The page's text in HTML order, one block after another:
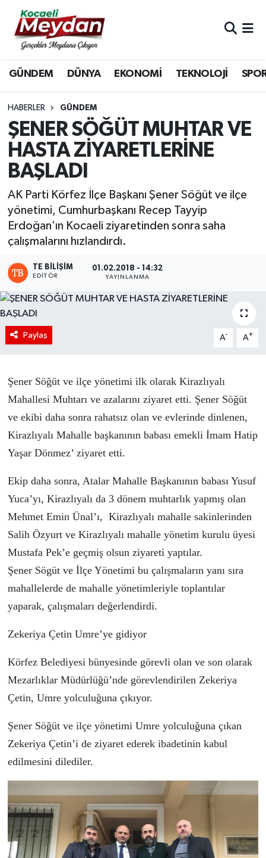
GÜNDEM DÜNYA EKONOMİ TEKNOLOJİ
HABERLER GÜNDEM
ŞENER SÖĞÜT MUHTAR VE
HASTA ZİYARETLERİNE
BAŞLADI
AK Parti Körfez İlçe Başkanı Şener Söğüt ve ilçe
yönetimi, Cumhurbaşkanı Recep Tayyip
Erdoğan’ın Kocaeli ziyaretinden sonra saha
çalışmalarını hızlandırdı.
TE BILIŞIM
EDITÖR
01.02.2018 - 14:32
YAYINLANMA
Paylaş A- A+
Şener Söğüt ve ilçe yönetimi ilk olarak Kirazlıyalı
Mahallesi Muhtarı ve azalarını ziyaret etti. Şener Söğüt
ve ekibi daha sonra rahatsız olan ve evlerinde dinlenen,
Kirazlıyalı Mahalle başkanının babası emekli İmam Hatip
Yaşar Dönmez’ ziyaret etti.
Ekip daha sonra, Atalar Mahalle Başkanının babası Yusuf
Yuca’yı, Kirazlıyalı da 3 dönem muhtarlık yapmış olan
Mehmet Emin Ünal’ı, Kirazlıyalı mahalle sakinlerinden
Salih Özyurt ve Kirazlıyalı mahalle yönetim kurulu üyesi
Mustafa Pek’e geçmiş olsun ziyareti yaptılar.
Şener Sögüt ve İlçe Yönetimi bu çalışmaların yanı sıra
mahallelerde de mahalle yönetimleriyle toplantılar
yaparak, çalışmaları değerlendirdi.
Zekeriya Çetin Umre’ye gidiyor
Körfez Belediyesi bünyesinde görevli olan ve son olarak
Mezarlıklar Müdürlüğü’nde görevlendirilen Zekeriya
Çetin, Umre yolculuğuna çıkıyor.
Şener Söğüt ve ilçe yönetimi Umre yolculuğuna çıkan
Zekeriya Çetin’i de ziyaret ederek ibadetinin kabul
edilmesini dilediler.
Nöbetçi Eczaneler
Hava Durumu
Trafik Durumu
Süper Lig Puan Durumu ve Fikstür
Tüm Manşetler
Son Dakika Haberleri
Haber Arşivi